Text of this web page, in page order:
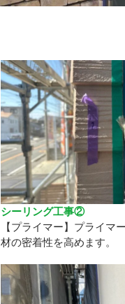
シーリング工事②
【プライマー】プライマ
材の密着性を高めます。